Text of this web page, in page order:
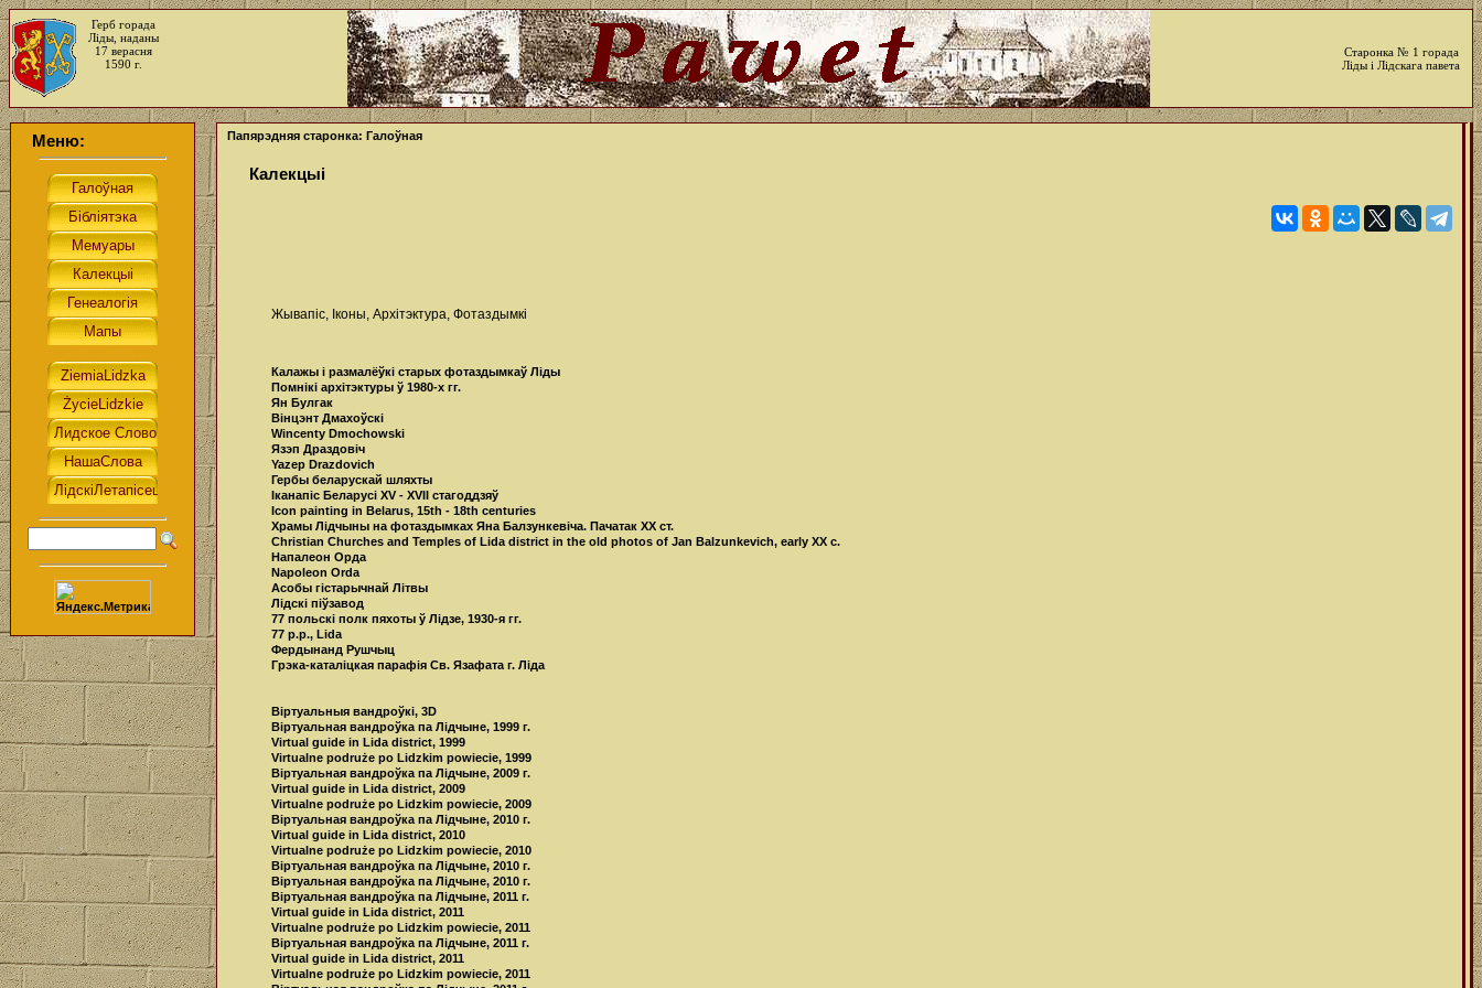
Герб горада
Ліды, наданы
17 верасня
1590 г.
Старонка № 1 горада
Ліды і Лідскага павета
Меню: Папярэдняя старонка: Галоўная
Калекцыі
Жывапіс, Іконы, Архітэктура, Фотаздымкі
Калажы і размалёўкі старых фотаздымкаў Ліды
Помнікі архітэктуры ў 1980-х гг.
Ян Булгак
Вінцэнт Дмахоўскі
Wincenty Dmochowski
Язэп Драздовіч
Yazep Drazdovich
Гербы беларускай шляхты
Іканапіс Беларусі XV - XVII стагоддзяў
Icon painting in Belarus, 15th - 18th centuries
Храмы Лідчыны на фотаздымках Яна Балзункевіча. Пачатак ХХ ст.
Christian Churches and Temples of Lida district in the old photos of Jan Balzunkevich, early XX c.
Напалеон Орда
Napoleon Orda
Асобы гістарычнай Літвы
Лідскі піўзавод
77 польскі полк пяхоты ў Лідзе, 1930-я гг.
77 p.p., Lida
Фердынанд Рушчыц
Грэка-каталiцкая парафiя Св. Язафата г. Лiда
Вiртуальныя вандроўкі, 3D
Вiртуальная вандроўка па Лiдчыне, 1999 г.
Virtual guide in Lida district, 1999
Virtualne podruże po Lidzkim powiecie, 1999
Вiртуальная вандроўка па Лiдчыне, 2009 г.
Virtual guide in Lida district, 2009
Virtualne podruże po Lidzkim powiecie, 2009
Вiртуальная вандроўка па Лiдчыне, 2010 г.
Virtual guide in Lida district, 2010
Virtualne podruże po Lidzkim powiecie, 2010
Вiртуальная вандроўка па Лiдчыне, 2010 г.
Вiртуальная вандроўка па Лiдчыне, 2010 г.
Вiртуальная вандроўка па Лiдчыне, 2011 г.
Virtual guide in Lida district, 2011
Virtualne podruże po Lidzkim powiecie, 2011
Вiртуальная вандроўка па Лiдчыне, 2011 г.
Virtual guide in Lida district, 2011
Virtualne podruże po Lidzkim powiecie, 2011